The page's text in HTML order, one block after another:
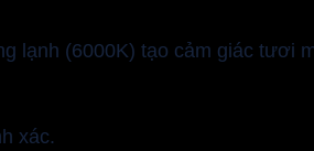
lạnh (6000K) tạo cảm giác tươi
xác.